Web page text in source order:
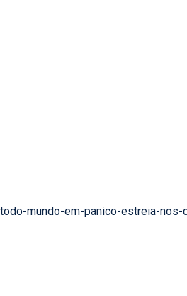
mundo-em-panico-estreia-nos-